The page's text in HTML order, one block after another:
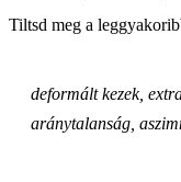
Tiltsd meg a
deformált kezek,
aránytalanság,